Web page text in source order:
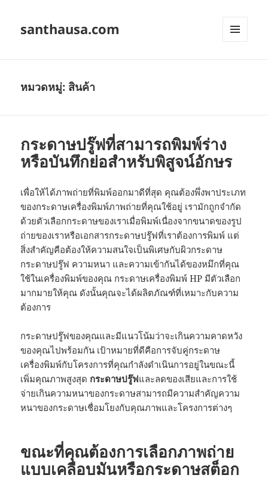
santhausa.com
หมวดหมู่: สินค้า
กระดาษปรู๊ฟที่สามารถพิมพ์ร่าง
หรือบันทึกย่อสำหรับพิสูจน์อักษร
เพื่อให้ได้ภาพถ่ายที่พิมพ์ออกมาดีที่สุด คุณต้องพึ่งพาประเภท
ของกระดาษเครื่องพิมพ์ภาพถ่ายที่คุณใช้อยู่ เรามักถูกจำกัด
ด้วยตัวเลือกกระดาษของเราเมื่อพิมพ์เนื่องจากขนาดของรูป
ถ่ายของเราหรือเอกสารกระดาษปรู๊ฟที่เราต้องการพิมพ์ แต่
สิ่งสำคัญคือต้องให้ความสนใจเป็นพิเศษกับผิวกระดาษ
กระดาษปรู๊ฟ ความหนา และความเข้ากันได้ของหมึกที่คุณ
ใช้ในเครื่องพิมพ์ของคุณ กระดาษเครื่องพิมพ์ HP มีตัวเลือก
มากมายให้คุณ ดังนั้นคุณจะได้ผลิตภัณฑ์ที่เหมาะกับความ
ต้องการ
กระดาษปรู๊ฟของคุณและมีแนวโน้มว่าจะเกินความคาดหวัง
ของคุณไปพร้อมกัน เป้าหมายที่ดีคือการจับคู่กระดาษ
เครื่องพิมพ์กับโครงการที่คุณกำลังดำเนินการอยู่ในขณะนี้
เพิ่มคุณภาพสูงสุด กระดาษปรู๊ฟและลดของเสียและการใช้
จ่ายเกินความหนาของกระดาษสามารถมีความสำคัญความ
หนาของกระดาษเชื่อมโยงกับคุณภาพและโครงการต่างๆ
ขณะที่คุณต้องการเลือกภาพถ่าย
แบบเคลือบมันหรือกระดาษสต็อก